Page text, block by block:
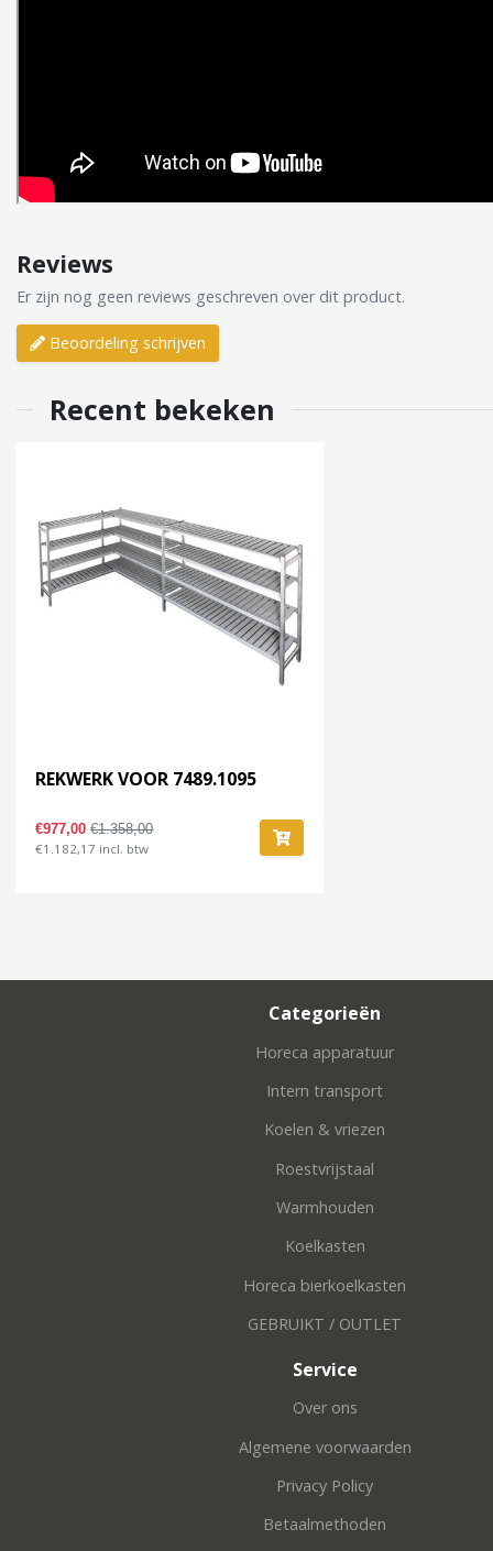
Reviews
Er zijn nog geen reviews geschreven over dit product.
Beoordeling schrijven
Recent bekeken
REKWERK VOOR 7489.1095
€977,00€1.358,00
€1.182,17 incl. btw
Categorieën
Horeca apparatuur
Intern transport
Koelen & vriezen
Roestvrijstaal
Warmhouden
Koelkasten
Horeca bierkoelkasten
GEBRUIKT / OUTLET
Service
Over ons
Algemene voorwaarden
Privacy Policy
Betaalmethoden